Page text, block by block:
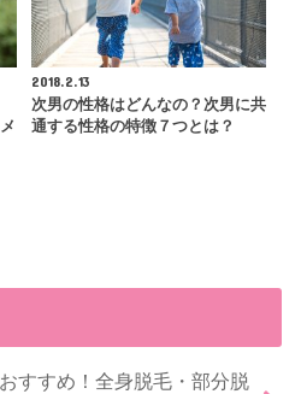
2018.2.13
次男の性格はどんなの？次男に共
通する性格の特徴７つとは？
すすめ！全身脱毛・部分脱